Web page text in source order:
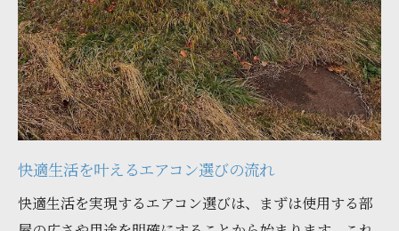
最適な機種選びで快適生活を維持する
機能・性能の比較で選ぶ賢いポイント
快適生活を支えるメンテナンスの重要性
快適を追求するための能力重視の選定方法
快適生活に直結する能力重視の選び方
空調のHOSONO流畳数目安の見極め方
選び方で変わる快適生活と電気代節約
快適生活を叶えるエアコン選びの流れ
快適生活を実現するエアコン選びは、まずは使用する部